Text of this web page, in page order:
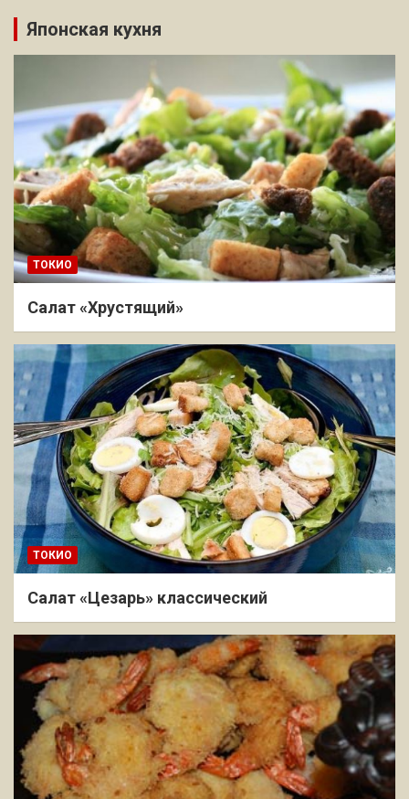
Японская кухня
ТОКИО
Салат «Хрустящий»
ТОКИО
Салат «Цезарь» классический